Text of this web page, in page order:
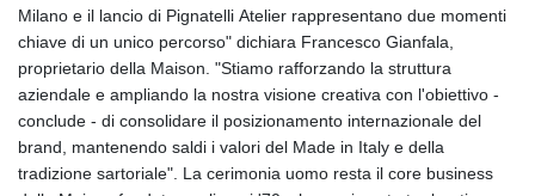
Milano e il lancio di Pignatelli Atelier rappresentano due momenti
chiave di un unico percorso" dichiara Francesco Gianfala,
proprietario della Maison. "Stiamo rafforzando la struttura
aziendale e ampliando la nostra visione creativa con l'obiettivo -
conclude - di consolidare il posizionamento internazionale del
brand, mantenendo saldi i valori del Made in Italy e della
tradizione sartoriale". La cerimonia uomo resta il core business